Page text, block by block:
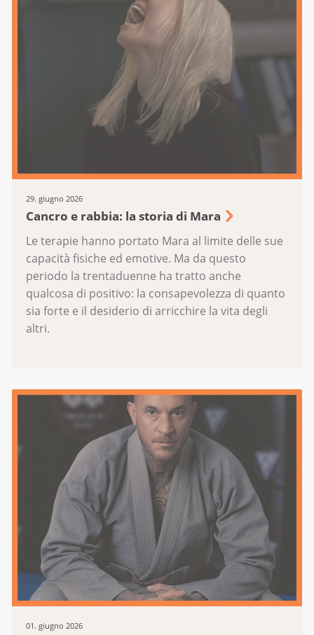
29. giugno 2026
Cancro e rabbia: la storia di Mara
Le terapie hanno portato Mara al limite delle sue
capacità fisiche ed emotive. Ma da questo
periodo la trentaduenne ha tratto anche
qualcosa di positivo: la consapevolezza di quanto
sia forte e il desiderio di arricchire la vita degli
altri.
01. giugno 2026